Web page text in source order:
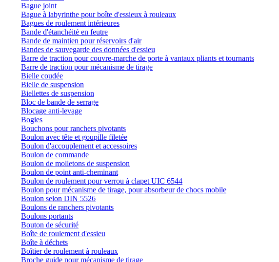
Bague joint
Bague à labyrinthe pour boîte d'essieux à rouleaux
Bagues de roulement intérieures
Bande d'étanchéité en feutre
Bande de maintien pour réservoirs d'air
Bandes de sauvegarde des données d'essieu
Barre de traction pour couvre-marche de porte à vantaux pliants et tournants
Barre de traction pour mécanisme de tirage
Bielle coudée
Bielle de suspension
Biellettes de suspension
Bloc de bande de serrage
Blocage anti-levage
Bogies
Bouchons pour ranchers pivotants
Boulon avec tête et goupille filetée
Boulon d'accouplement et accessoires
Boulon de commande
Boulon de molletons de suspension
Boulon de point anti-cheminant
Boulon de roulement pour verrou à clapet UIC 6544
Boulon pour mécanisme de tirage, pour absorbeur de chocs mobile
Boulon selon DIN 5526
Boulons de ranchers pivotants
Boulons portants
Bouton de sécurité
Boîte de roulement d'essieu
Boîte à déchets
Boîtier de roulement à rouleaux
Broche guide pour mécanisme de tirage